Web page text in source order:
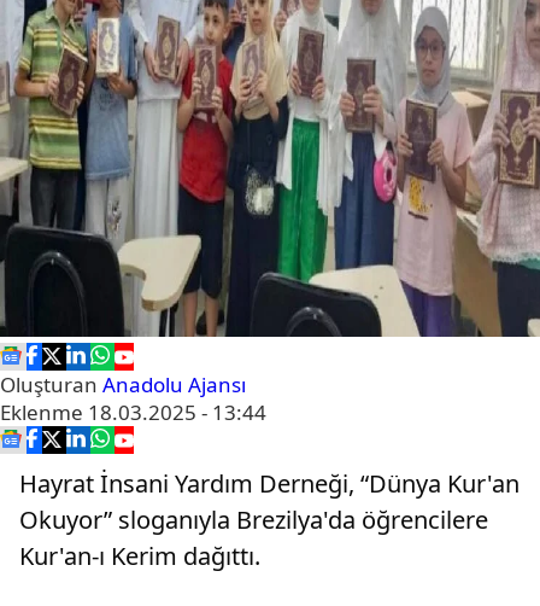
Oluşturan Anadolu Ajansı
Eklenme 18.03.2025 - 13:44
Hayrat İnsani Yardım Derneği, “Dünya Kur'an
Okuyor” sloganıyla Brezilya'da öğrencilere
Kur'an-ı Kerim dağıttı.